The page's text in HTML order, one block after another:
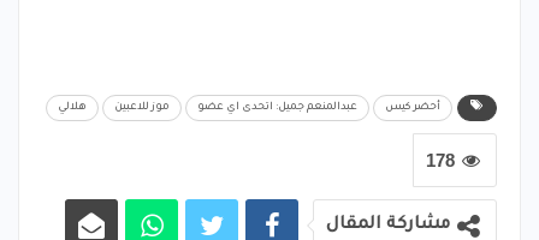
أحضر كيس عبدالمنعم جميل: اتحدى اي عضو موز للاعبين ﻫﻼﻟﻲ
178
مشاركة المقال